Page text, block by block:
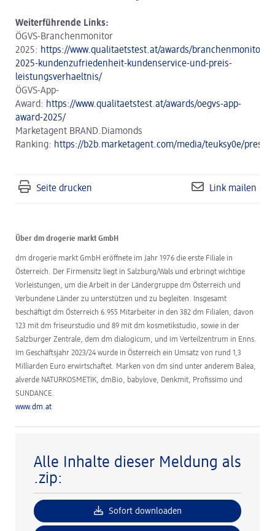
Weiterführende Links:
ÖGVS-Branchenmonitor
2025: https://www.qualitaetstest.at/awards/branchenmonitor-
2025-kundenzufriedenheit-kundenservice-und-preis-
leistungsverhaeltnis/
ÖGVS-App-
Award: https://www.qualitaetstest.at/awards/oegvs-app-
award-2025/
Marketagent BRAND.Diamonds
Ranking: https://b2b.marketagent.com/media/teuksy0e/
Seite drucken Link mailen
Über dm drogerie markt GmbH
dm drogerie markt GmbH eröffnete im Jahr 1976 die erste Filiale in
Österreich. Der Firmensitz liegt in Salzburg/Wals und erbringt wichtige
Vorleistungen, um die Arbeit in der Ländergruppe dm Österreich und
Verbundene Länder zu unterstützen und zu begleiten. Insgesamt
beschäftigt dm Österreich 6.955 Mitarbeiter in den 382 dm Filialen, davon
123 mit dm friseurstudio und 89 mit dm kosmetikstudio, sowie in der
Salzburger Zentrale, dem dm dialogicum, und im Verteilzentrum in Enns.
Im Geschäftsjahr 2023/24 wurde in Österreich ein Umsatz von rund 1,3
Milliarden Euro erwirtschaftet. Marken von dm sind unter anderem Balea,
alverde NATURKOSMETIK, dmBio, babylove, Denkmit, Profissimo und
SUNDANCE.
www.dm.at
Alle Inhalte dieser Meldung als
.zip:
Sofort downloaden